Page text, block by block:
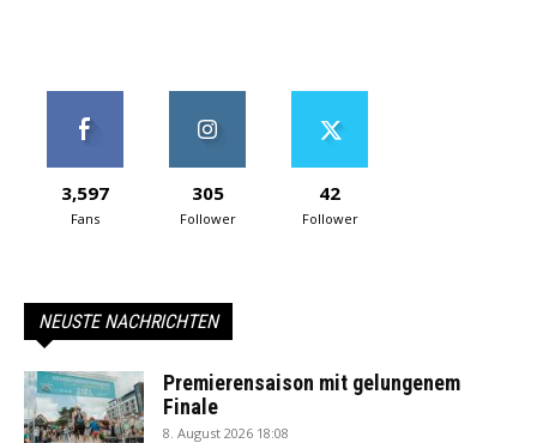
3,597
Fans
305
Follower
42
Follower
NEUSTE NACHRICHTEN
Premierensaison mit gelungenem
Finale
8. August 2026 18:08